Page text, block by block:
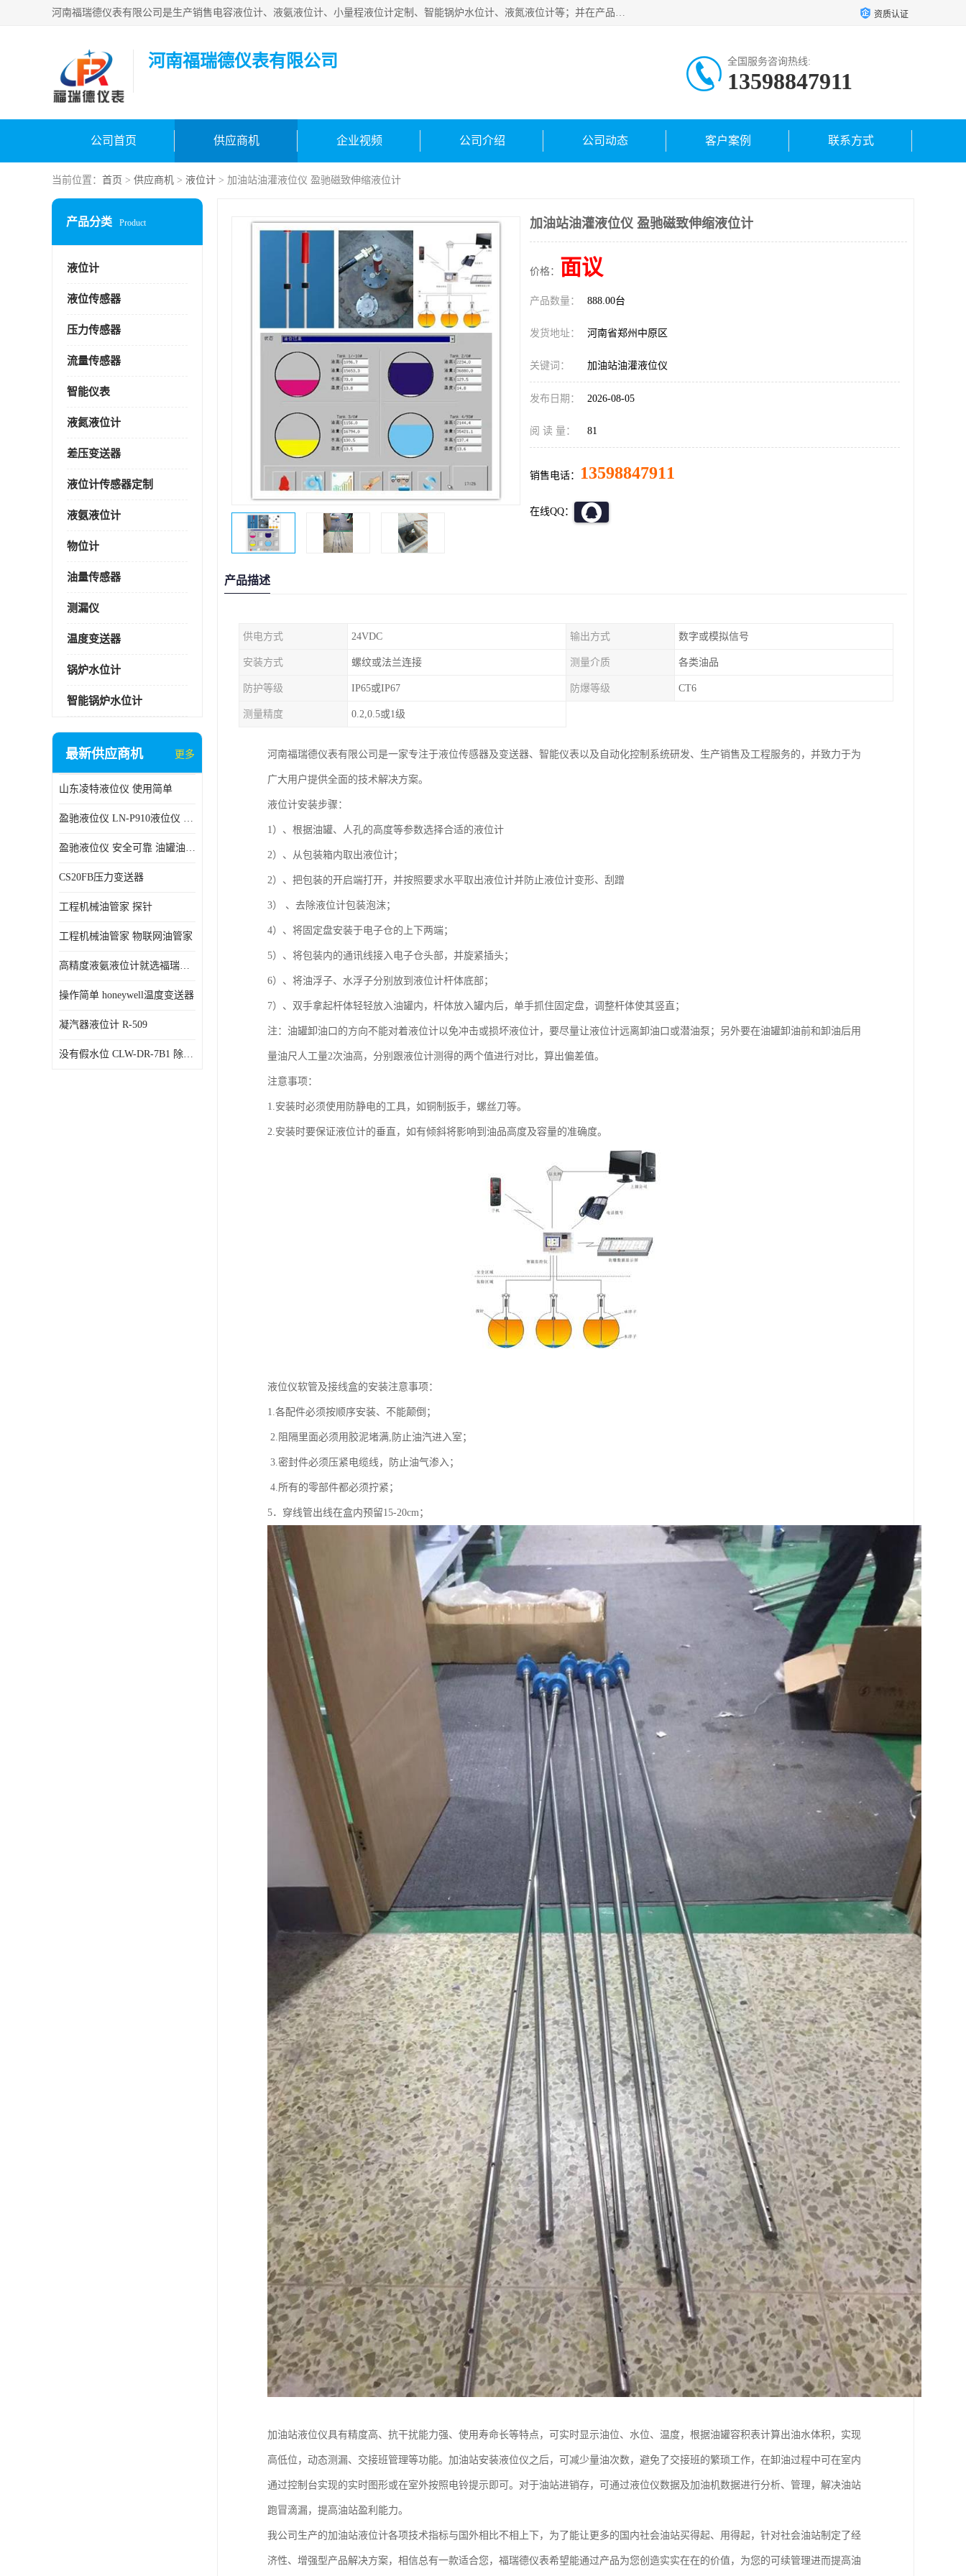
河南福瑞德仪表有限公司是生产销售电容液位计、液氨液位计、小量程液位计定制、智能锅炉水位计、液氮液位计等；并在产品开发、研制的过程中，吸取国内外仪器仪表的技术精华，建立了一支高、精、尖的科研开发队伍，使产品性能不断升级。 资质认证
河南福瑞德仪表有限公司 全国服务咨询热线:
13598847911
公司首页 供应商机 企业视频 公司介绍 公司动态 客户案例 联系方式
当前位置： 首页 > 供应商机 > 液位计 > 加油站油灌液位仪 盈驰磁致伸缩液位计
产品分类 Product
液位计
液位传感器
压力传感器
流量传感器
智能仪表
液氮液位计
差压变送器
液位计传感器定制
液氨液位计
物位计
油量传感器
测漏仪
温度变送器
锅炉水位计
智能锅炉水位计
最新供应商机 更多
山东凌特液位仪 使用简单
盈驰液位仪 LN-P910液位仪 安全可靠
盈驰液位仪 安全可靠 油罐油位检测
CS20FB压力变送器
工程机械油管家 探针
工程机械油管家 物联网油管家
高精度液氨液位计就选福瑞德仪表
操作简单 honeywell温度变送器
凝汽器液位计 R-509
没有假水位 CLW-DR-7B1 除氧器水位测量
加油站油灌液位仪 盈驰磁致伸缩液位计
价格： 面议
产品数量： 888.00台
发货地址： 河南省郑州中原区
关键词： 加油站油灌液位仪
发布日期： 2026-08-05
阅 读 量： 81
销售电话： 13598847911
在线QQ：
产品描述
供电方式 24VDC 输出方式 数字或模拟信号
安装方式 螺纹或法兰连接 测量介质 各类油品
防护等级 IP65或IP67 防爆等级 CT6
测量精度 0.2,0.5或1级
河南福瑞德仪表有限公司是一家专注于液位传感器及变送器、智能仪表以及自动化控制系统研发、生产销售及工程服务的，并致力于为
广大用户提供全面的技术解决方案。
液位计安装步骤：
1）、根据油罐、人孔的高度等参数选择合适的液位计
2）、从包装箱内取出液位计；
2）、把包装的开启端打开，并按照要求水平取出液位计并防止液位计变形、刮蹭
3） 、去除液位计包装泡沫；
4）、将固定盘安装于电子仓的上下两端；
5）、将包装内的通讯线接入电子仓头部，并旋紧插头；
6）、将油浮子、水浮子分别放到液位计杆体底部；
7）、双手拿起杆体轻轻放入油罐内，杆体放入罐内后，单手抓住固定盘，调整杆体使其竖直；
注：油罐卸油口的方向不能对着液位计以免冲击或损坏液位计，要尽量让液位计远离卸油口或潜油泵；另外要在油罐卸油前和卸油后用
量油尺人工量2次油高，分别跟液位计测得的两个值进行对比，算出偏差值。
注意事项：
1.安装时必须使用防静电的工具，如铜制扳手，螺丝刀等。
2.安装时要保证液位计的垂直，如有倾斜将影响到油品高度及容量的准确度。
液位仪软管及接线盒的安装注意事项：
1.各配件必须按顺序安装、不能颠倒；
2.阻隔里面必须用胶泥堵满,防止油汽进入室；
3.密封件必须压紧电缆线，防止油气渗入；
4.所有的零部件都必须拧紧；
5．穿线管出线在盒内预留15-20cm；
加油站液位仪具有精度高、抗干扰能力强、使用寿命长等特点，可实时显示油位、水位、温度，根据油罐容积表计算出油水体积，实现
高低位，动态测漏、交接班管理等功能。加油站安装液位仪之后，可减少量油次数，避免了交接班的繁琐工作，在卸油过程中可在室内
通过控制台实现的实时图形或在室外按照电铃提示即可。对于油站进销存，可通过液位仪数据及加油机数据进行分析、管理，解决油站
跑冒滴漏，提高油站盈利能力。
我公司生产的加油站液位计各项技术指标与国外相比不相上下，为了能让更多的国内社会油站买得起、用得起，针对社会油站制定了经
济性、增强型产品解决方案，相信总有一款适合您，福瑞德仪表希望能通过产品为您创造实实在在的价值，为您的可续管理进而提高油